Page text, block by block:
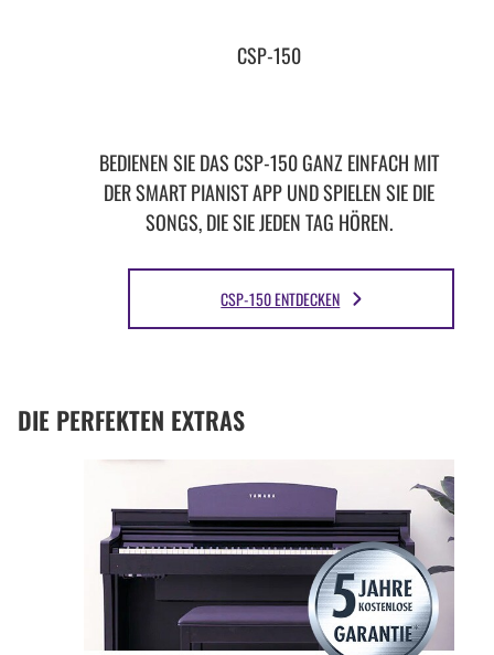
CSP-150
BEDIENEN SIE DAS CSP-150 GANZ EINFACH MIT
DER SMART PIANIST APP UND SPIELEN SIE DIE
SONGS, DIE SIE JEDEN TAG HÖREN.
CSP-150 ENTDECKEN
DIE PERFEKTEN EXTRAS